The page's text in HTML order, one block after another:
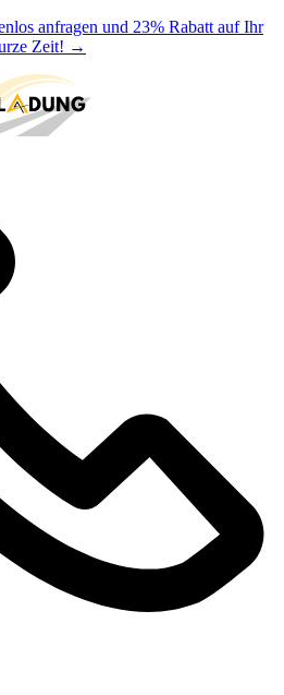
anfragen und 23% Rabatt auf Ihr
Zeit! →